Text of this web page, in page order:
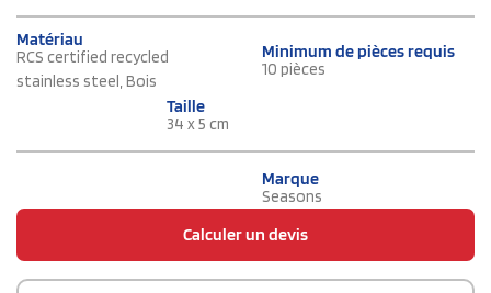
Matériau
RCS certified recycled
stainless steel, Bois
Minimum de pièces requis
10 pièces
Taille
34 x 5 cm
Marque
Seasons
Calculer un devis